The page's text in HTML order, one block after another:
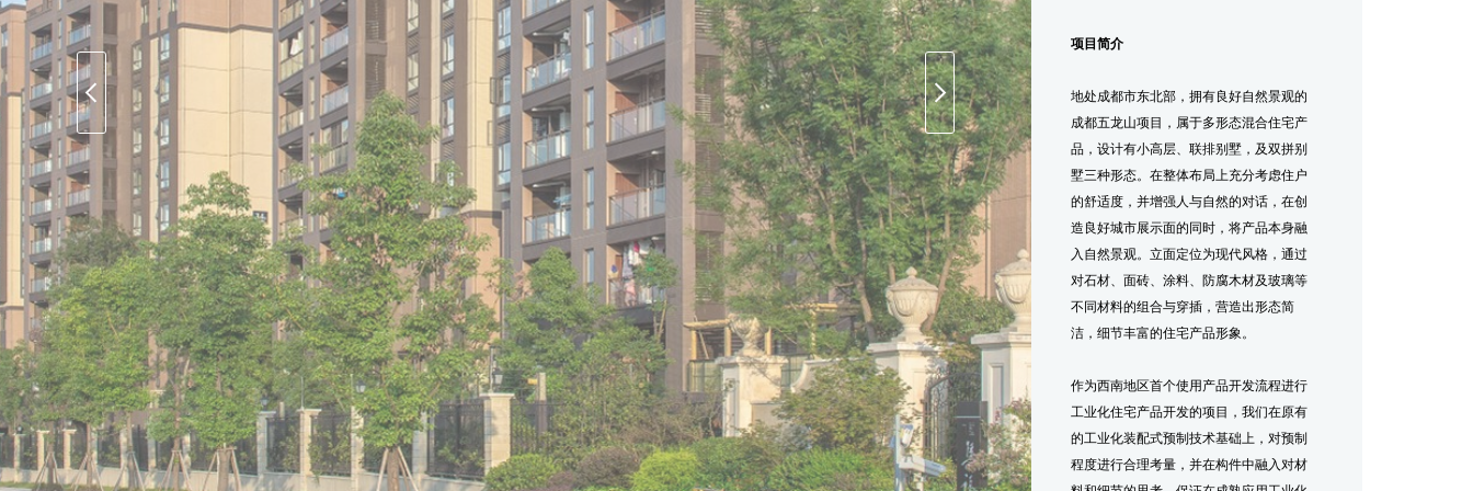
项目简介
地处成都市东北部，拥有良好自然景观的
成都五龙山项目，属于多形态混合住宅产
品，设计有小高层、联排别墅，及双拼别
墅三种形态。在整体布局上充分考虑住户
的舒适度，并增强人与自然的对话，在创
造良好城市展示面的同时，将产品本身融
入自然景观。立面定位为现代风格，通过
对石材、面砖、涂料、防腐木材及玻璃等
不同材料的组合与穿插，营造出形态简
洁，细节丰富的住宅产品形象。
作为西南地区首个使用产品开发流程进行
工业化住宅产品开发的项目，我们在原有
的工业化装配式预制技术基础上，对预制
程度进行合理考量，并在构件中融入对材